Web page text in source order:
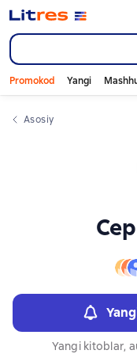
Promokod Yangi
Asosiy
Yangi kitoblar,
Слайдер с книгами
Слайдер с книгами